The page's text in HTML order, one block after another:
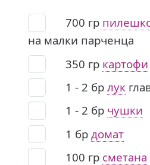
700 гр
на малки парченца
350 гр картофи
1 - 2 бр лук
1 - 2 бр чушки
1 бр домат
100 гр сметана